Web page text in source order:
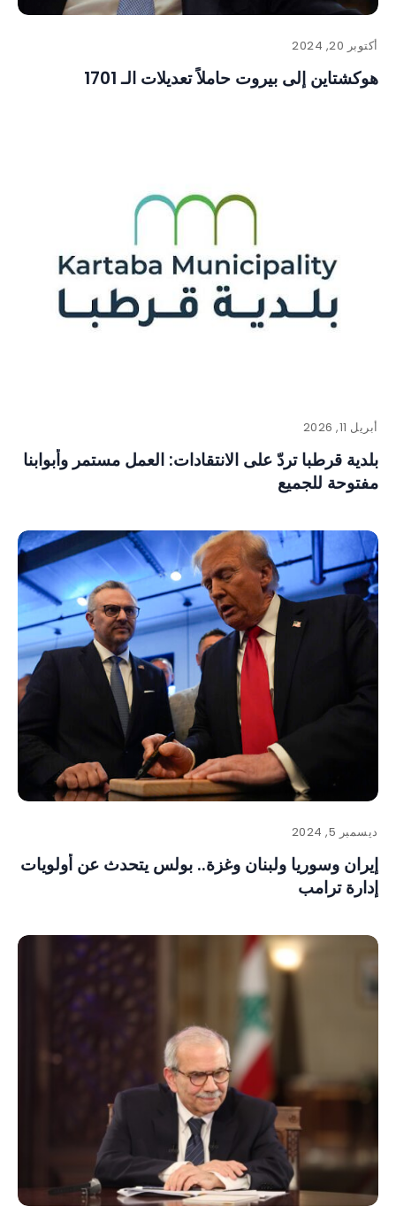
أكتوبر 20, 2024
هوكشتاين إلى بيروت حاملاً تعديلات الـ 1701
أبريل 11, 2026
بلدية قرطبا تردّ على الانتقادات: العمل مستمر وأبوابنا
مفتوحة للجميع
ديسمبر 5, 2024
إيران وسوريا ولبنان وغزة.. بولس يتحدث عن أولويات
إدارة ترامب